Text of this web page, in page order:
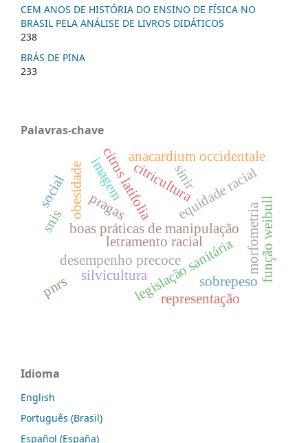
CEM ANOS DE HISTÓRIA DO ENSINO DE FÍSICA NO
BRASIL PELA ANÁLISE DE LIVROS DIDÁTICOS
238
BRÁS DE PINA
233
Palavras-chave
equidade racial
letramento racial
boas práticas de manipulação
legislação sanitária
citrus latifoliacitricultura
desempenho precoce
anacardium occidentale
pragas morfometriafunção weibull
silvicultura sobrepeso
obesidade
pnrs
snis
sinir
imagem
representação
social
Idioma
English
Português (Brasil)
Español (España)